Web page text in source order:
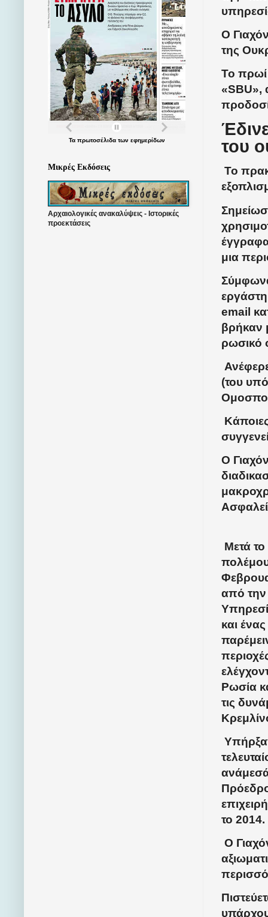
Ο
της
Το
«SBU»,
του
Το
μια
email
βρήκαν
ρωσικό
(του
Ο
Μετά
από
και
Ρωσία
τις
το 2014.
Ο
Τα πρωτοσέλιδατων εφημερίδων
Μικρές Εκδόσεις
Αρχαιολογικές ανακαλύψεις - Ιστορικές
προεκτάσεις